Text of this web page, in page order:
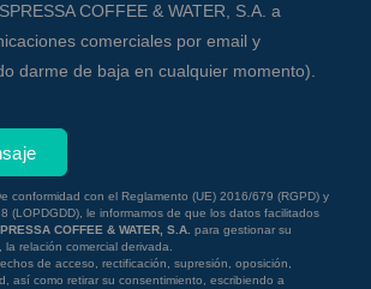
COFFEE & WATER, S.A. a
comerciales por email y
darme de baja en cualquier momento).
conformidad con el Reglamento (UE) 2016/679 (RGPD) y
(LOPDGDD), le informamos de que los datos facilitados
COFFEE & WATER, S.A. para gestionar su
la relación comercial derivada.
de acceso, rectificación, supresión, oposición,
así como retirar su consentimiento, escribiendo a